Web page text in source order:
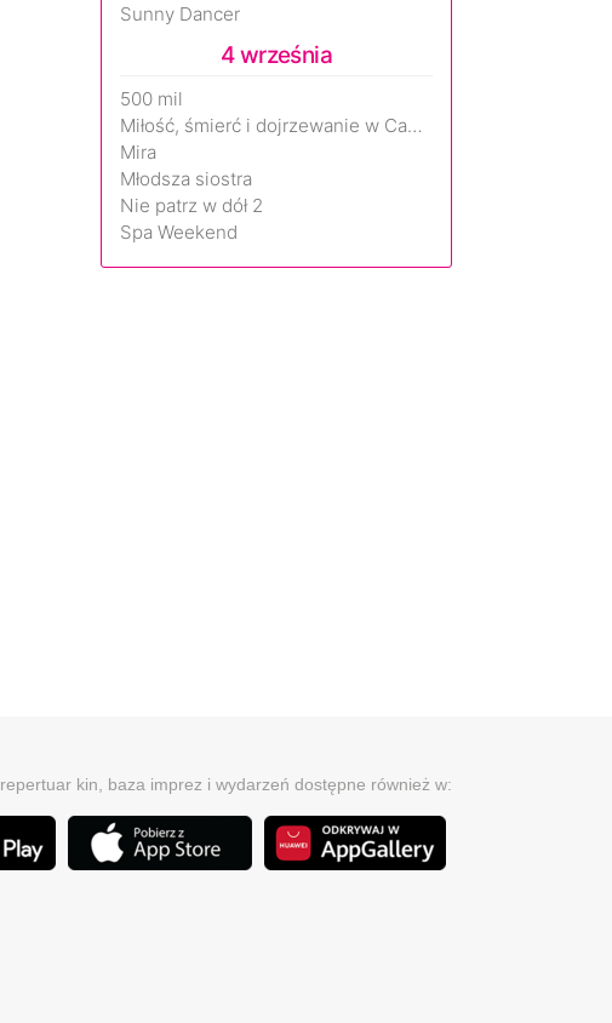
Sunny Dancer
4 września
500 mil
Miłość, śmierć i dojrzewanie w Camp Miasma
Mira
Młodsza siostra
Nie patrz w dół 2
Spa Weekend
repertuar kin, baza imprez i wydarzeń dostępne również w: